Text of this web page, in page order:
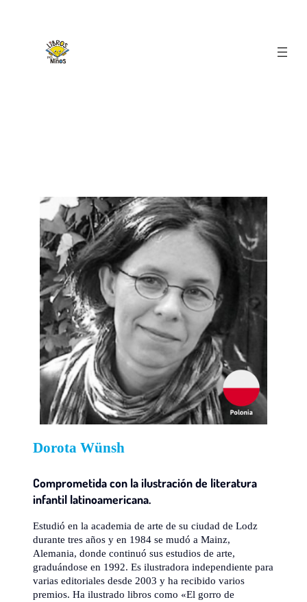
Dorota Wünsh
Comprometida con la ilustración de literatura
infantil latinoamericana.
Estudió en la academia de arte de su ciudad de Lodz
durante tres años y en 1984 se mudó a Mainz,
Alemania, donde continuó sus estudios de arte,
graduándose en 1992. Es ilustradora independiente para
varias editoriales desde 2003 y ha recibido varios
premios. Ha ilustrado libros como «El gorro de